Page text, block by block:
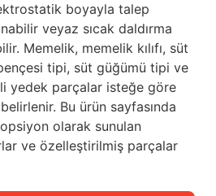
boyayla talep
veyaz sıcak daldırma
Memelik, memelik kılıfı, süt
tipi, süt güğümü tipi ve
yedek parçalar isteğe göre
Bu ürün sayfasında
olarak sunulan
ve özelleştirilmiş parçalar